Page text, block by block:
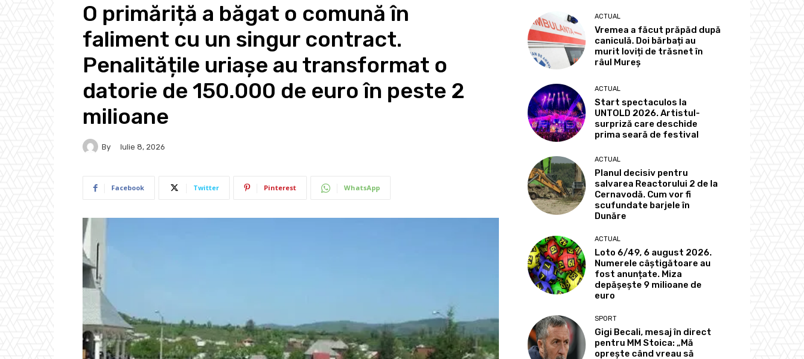
O primăriță a băgat o comună în
faliment cu un singur contract.
Penalitățile uriașe au transformat o
datorie de 150.000 de euro în peste 2
milioane
By Iulie 8, 2026
Facebook Twitter Pinterest WhatsApp
ACTUAL
Vremea a făcut prăpăd după
caniculă. Doi bărbați au
murit loviți de trăsnet în
râul Mureș
ACTUAL
Start spectaculos la
UNTOLD 2026. Artistul-
surpriză care deschide
prima seară de festival
ACTUAL
Planul decisiv pentru
salvarea Reactorului 2 de la
Cernavodă. Cum vor fi
scufundate barjele în
Dunăre
ACTUAL
Loto 6/49, 6 august 2026.
Numerele câștigătoare au
fost anunțate. Miza
depășește 9 milioane de
euro
SPORT
Gigi Becali, mesaj în direct
pentru MM Stoica: „Mă
oprește când vreau să